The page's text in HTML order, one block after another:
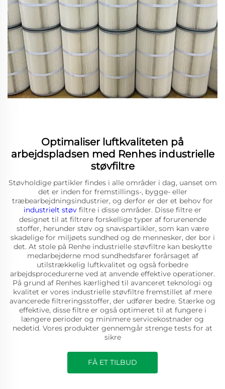
Optimaliser luftkvaliteten på
arbejdspladsen med Renhes industrielle
støvfiltre
Støvholdige partikler findes i alle områder i dag, uanset om
det er inden for fremstillings-, bygge- eller
træbearbejdningsindustrier, og derfor er der et behov for
industrielt støv filtre i disse områder. Disse filtre er
designet til at filtrere forskellige typer af forurenende
stoffer, herunder støv og snavspartikler, som kan være
skadelige for miljøets sundhed og de mennesker, der bor i
det. At stole på Renhe industrielle støvfiltre kan beskytte
medarbejderne mod sundhedsfarer forårsaget af
utilstrækkelig luftkvalitet og også forbedre
arbejdsprocedurerne ved at anvende effektive operationer.
På grund af Renhes kærlighed til avanceret teknologi og
kvalitet er vores industrielle støvfiltre fremstillet af mere
avancerede filtreringsstoffer, der udfører bedre. Stærke og
effektive, disse filtre er også optimeret til at fungere i
længere perioder og minimere servicekostnader og
nedetid. Vores produkter gennemgår strenge tests for at
sikre
FÅ ET TILBUD